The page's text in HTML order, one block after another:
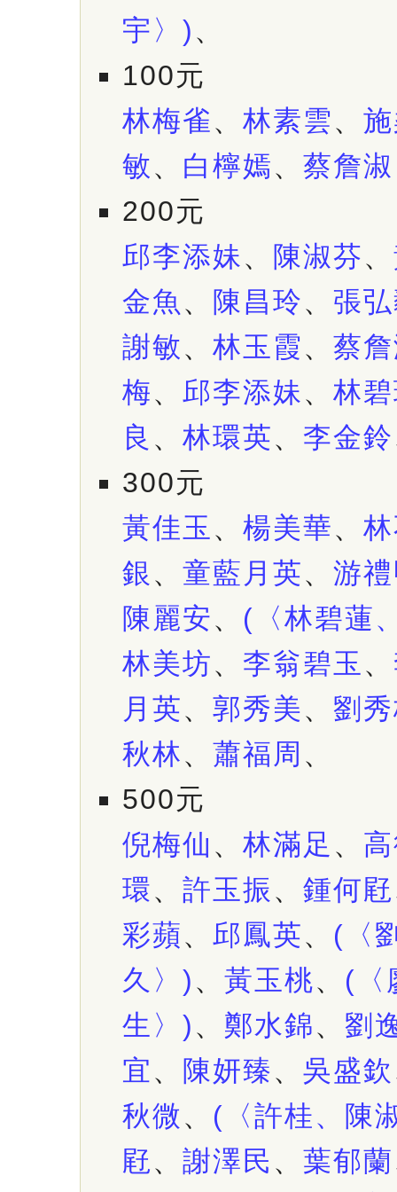
宇〉)、
100元
林梅雀、 林素雲、
敏、 白檸嫣、 蔡詹
200元
邱李添妹、 陳淑芬、
金魚 、 陳昌玲、 張
謝敏、 林玉霞、 蔡
梅、 邱李添妹、 林
良 、 林環英、 李金鈴
300元
黃佳玉 、 楊美華、
銀 、 童藍月英、 游
陳麗安、 (〈林碧蓮
林美坊、 李翁碧玉 、
月英、 郭秀美、 劉
秋林、 蕭福周 、
500元
倪梅仙 、 林滿足 、
環、 許玉振、 鍾何屘
彩蘋、 邱鳳英、 (〈
久〉)、 黃玉桃、 (〈
生〉)、 鄭水錦、 劉
宜、 陳妍臻、 吳盛欽
秋微、 (〈許桂、陳
屘、 謝澤民 、 葉郁蘭